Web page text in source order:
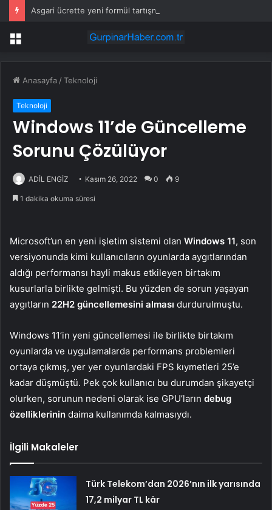
Menü
Anasayfa /Teknoloji
Teknoloji
Windows 11’de Güncelleme
Sorunu Çözülüyor
ADİL ENGİZ Kasım 26, 2022 0 9
1 dakika okuma süresi
Microsoft’un en yeni işletim sistemi olan Windows 11, son
versiyonunda kimi kullanıcıların oyunlarda aygıtlarından
aldığı performansı hayli makus etkileyen birtakım
kusurlarla birlikte gelmişti. Bu yüzden de sorun yaşayan
aygıtların 22H2 güncellemesini alması durdurulmuştu.
Windows 11’in yeni güncellemesi ile birlikte birtakım
oyunlarda ve uygulamalarda performans problemleri
ortaya çıkmış, yer yer oyunlardaki FPS kıymetleri 25’e
kadar düşmüştü. Pek çok kullanıcı bu durumdan şikayetçi
olurken, sorunun nedeni olarak ise GPU’ların debug
özelliklerinin daima kullanımda kalmasıydı.
İlgili Makaleler
Türk Telekom’dan 2026’nın ilk yarısında
17,2 milyar TL kâr